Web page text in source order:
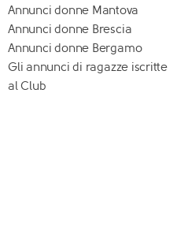
Annunci donne Mantova
Annunci donne Brescia
Annunci donne Bergamo
Gli annunci di ragazze iscritte
al Club